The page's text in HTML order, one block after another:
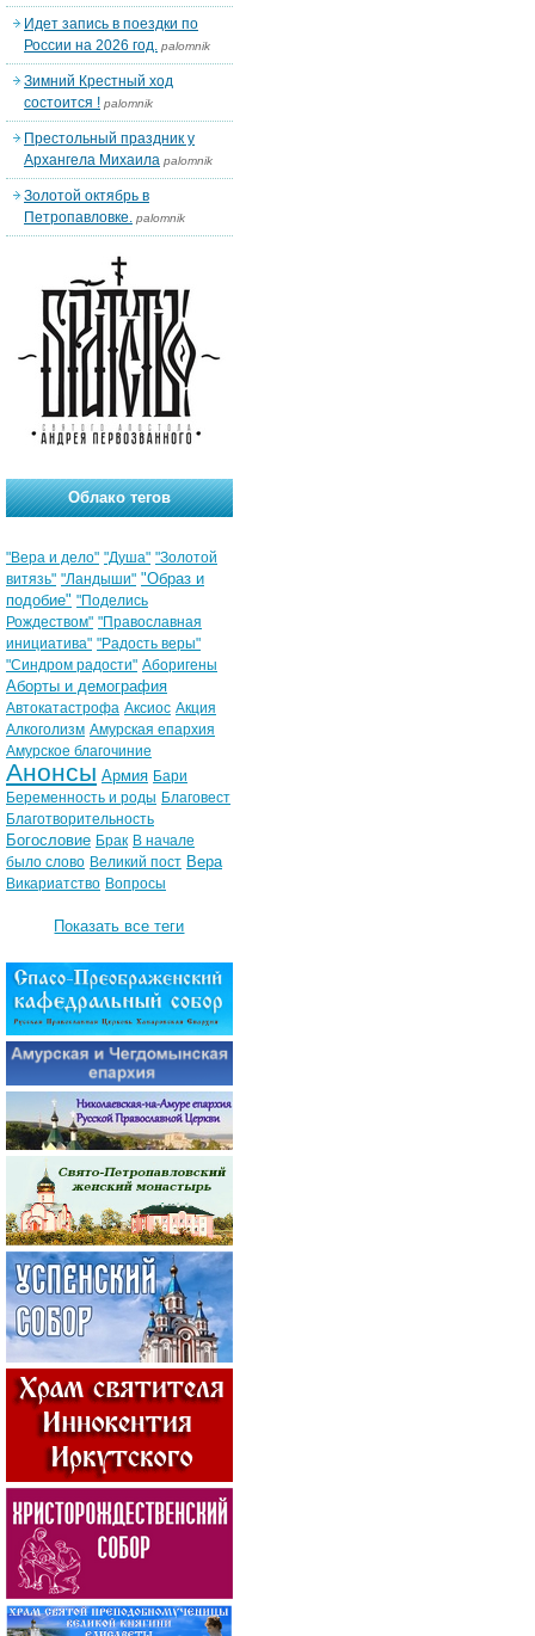
Идет запись в поездки по
России на 2026 год. palomnik
Зимний Крестный ход
состоится ! palomnik
Престольный праздник у
Архангела Михаила palomnik
Золотой октябрь в
Петропавловке. palomnik
Облако тегов
"Вера и дело" "Душа" "Золотой
витязь" "Ландыши" "Образ и
подобие" "Поделись
Рождеством" "Православная
инициатива" "Радость веры"
"Синдром радости" Аборигены
Аборты и демография
Автокатастрофа Аксиос Акция
Алкоголизм Амурская епархия
Амурское благочиние
Анонсы Армия Бари
Беременность и роды Благовест
Благотворительность
Богословие Брак В начале
было слово Великий пост Вера
Викариатство Вопросы
Показать все теги